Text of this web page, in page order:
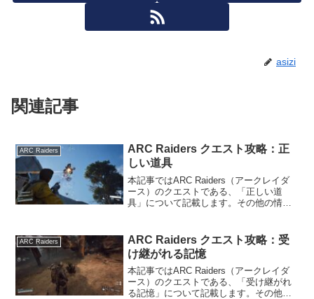
asizi
関連記事
ARC Raiders
ARC Raiders クエスト攻略：正
しい道具
本記事ではARC Raiders（アークレイダ
ース）のクエストである、「正しい道
具」について記載します。その他の情報
具の内容ARC Raidersのクエスト「...
ARC Raiders
ARC Raiders クエスト攻略：受
け継がれる記憶
本記事ではARC Raiders（アークレイダ
ース）のクエストである、「受け継がれ
る記憶」について記載します。その他の